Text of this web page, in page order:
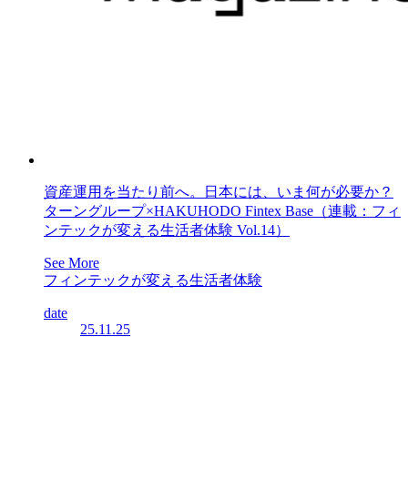
資産運用を当たり前へ。日本には、いま何が必要か？
ターングループ×HAKUHODO Fintex Base（連載：フィ
ンテックが変える生活者体験 Vol.14）
See More
フィンテックが変える生活者体験
date
25.11.25